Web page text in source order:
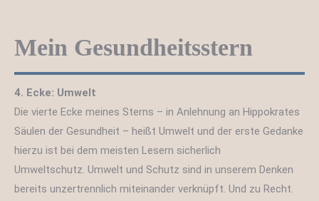
Mein Gesundheitsstern
4. Ecke: Umwelt
Die vierte Ecke meines Sterns – in Anlehnung an Hippokrates
Säulen der Gesundheit – heißt Umwelt und der erste Gedanke
hierzu ist bei dem meisten Lesern sicherlich
Umweltschutz. Umwelt und Schutz sind in unserem Denken
bereits unzertrennlich miteinander verknüpft. Und zu Recht.